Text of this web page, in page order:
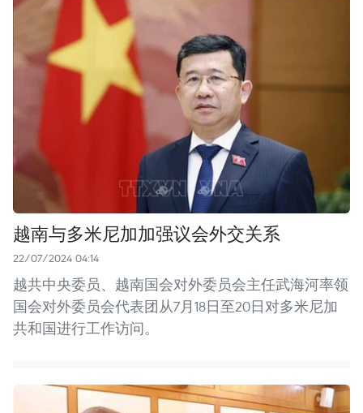
越南与多米尼加加强议会外交关系
22/07/2024 04:14
越共中央委员、越南国会对外委员会主任武海河率领
国会对外委员会代表团从7月18日至20日对多米尼加
共和国进行工作访问。